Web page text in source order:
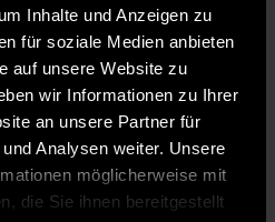
Inhalte und Anzeigen zu
für soziale Medien anbieten
auf unsere Website zu
wir Informationen zu Ihrer
an unsere Partner für
Analysen weiter. Unsere
möglicherweise mit
die Sie ihnen bereitgestellt